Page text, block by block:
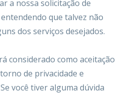
a nossa solicitação de
que talvez não
dos serviços desejados.
considerado como aceitação
de privacidade e
você tiver alguma dúvida